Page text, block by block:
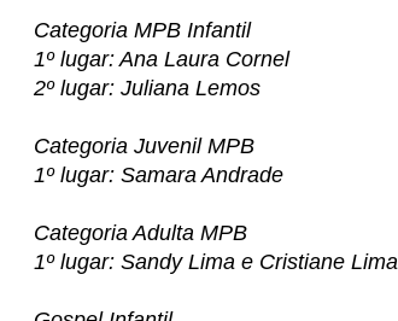
Categoria MPB Infantil
1º lugar: Ana Laura Cornel
2º lugar: Juliana Lemos
Categoria Juvenil MPB
1º lugar: Samara Andrade
Categoria Adulta MPB
1º lugar: Sandy Lima e Cristiane Lima